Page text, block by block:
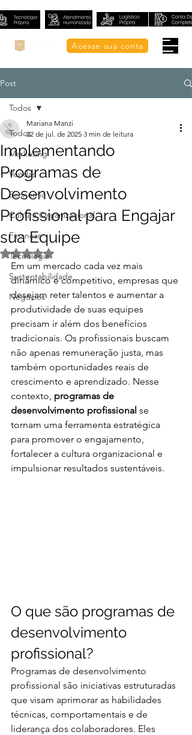
Acesse sua conta
Post
Todos
Marketing
Vendas
Economia
Cultura Organizacional
Finanças
Tecnologia
Sustentabilidade
Negócios
Todos
Implementando
Programas de
Desenvolvimento
Profissional para Engajar
sua Equipe
Mariana Manzi
22 de jul. de 2025 3 min de leitura
Avaliado com NaN de 5 estrelas.
Em um mercado cada vez mais
dinâmico e competitivo, empresas que
desejam reter talentos e aumentar a
produtividade de suas equipes
precisam ir além dos benefícios
tradicionais. Os profissionais buscam
não apenas remuneração justa, mas
também oportunidades reais de
crescimento e aprendizado. Nesse
contexto, programas de
desenvolvimento profissional se
tornam uma ferramenta estratégica
para promover o engajamento,
fortalecer a cultura organizacional e
impulsionar resultados sustentáveis.
O que são programas de
desenvolvimento
profissional?
Programas de desenvolvimento
profissional são iniciativas estruturadas
que visam aprimorar as habilidades
técnicas, comportamentais e de
liderança dos colaboradores. Eles